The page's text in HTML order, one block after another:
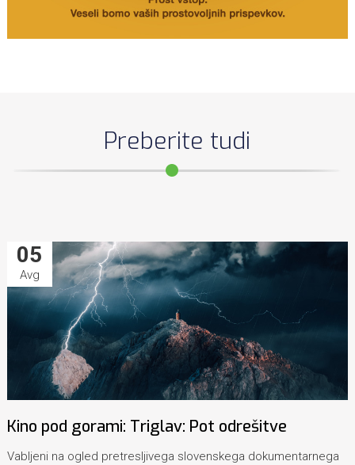
Preberite tudi
05
Avg
Kino pod gorami: Triglav: Pot odrešitve
Vabljeni na ogled pretresljivega slovenskega dokumentarnega